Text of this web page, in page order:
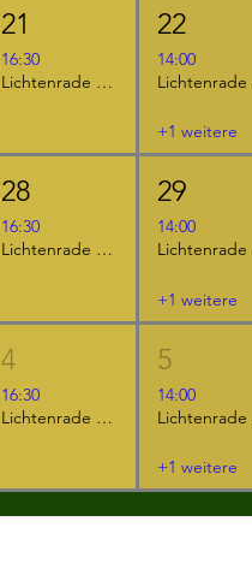
21
16:30
Lichtenrade - "Furzipups und Lulu Lavazunge"
22
14:00
+1 weitere
28
16:30
Lichtenrade - "Der kleine Ritter Kackebart"
29
14:00
+1 weitere
4
16:30
Lichtenrade - "Das NEINhorn"
5
14:00
+1 weitere